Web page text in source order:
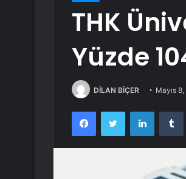
THK
Yüzde
DİLAN BİÇER Mayıs
FacebookTwitter LinkedIn